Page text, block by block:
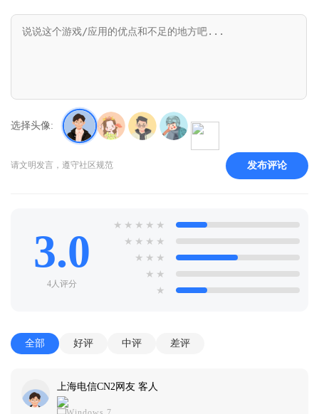
选择头像:
请文明发言，遵守社区规范 发布评论
3.0
4人评分
★ ★ ★ ★ ★
★ ★ ★ ★
★ ★ ★
★ ★
★
全部 好评 中评 差评
上海电信CN2网友 客人